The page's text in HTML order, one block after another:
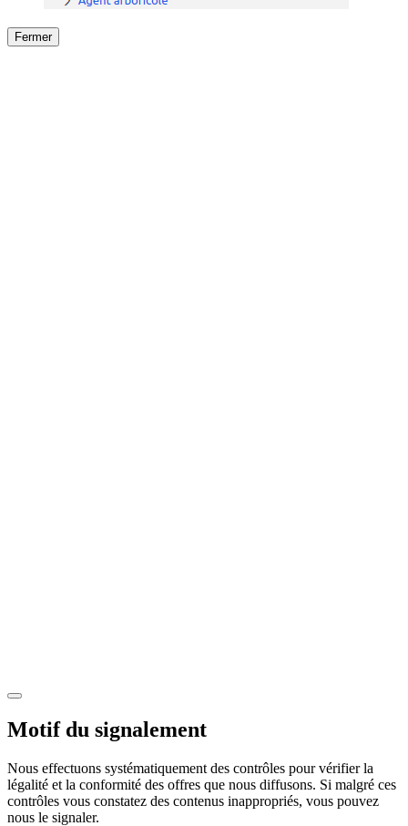
Fermer
Motif du signalement
Nous effectuons systématiquement des contrôles pour vérifier la
légalité et la conformité des offres que nous diffusons. Si malgré ces
contrôles vous constatez des contenus inappropriés, vous pouvez
nous le signaler.